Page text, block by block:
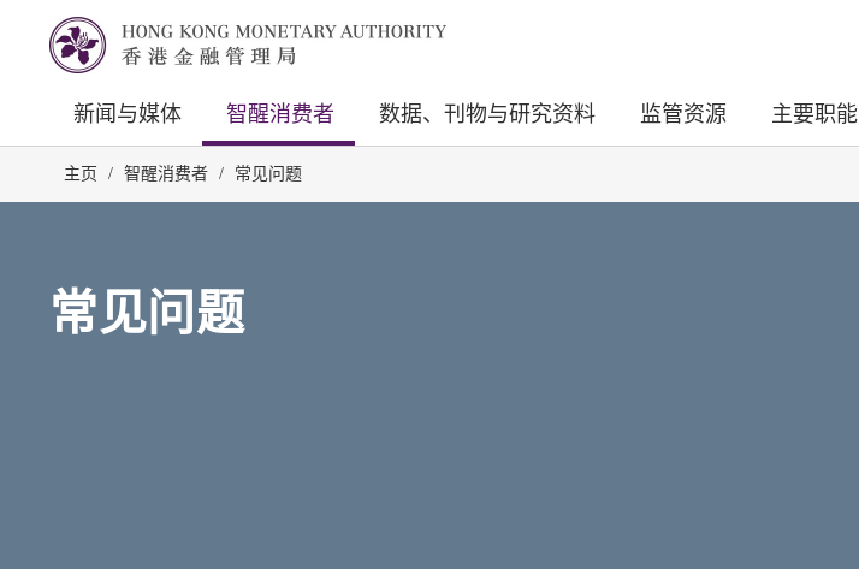
新闻与媒体 智醒消费者 数据、刊物与研究资料 监管资源 主要职能
主页 / 智醒消费者 / 常见问题
常见问题